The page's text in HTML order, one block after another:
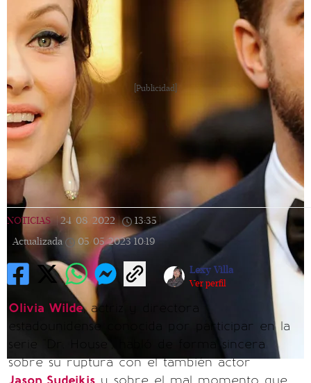
[Publicidad]
NOTICIAS | 24/08/2022 | 13:35
Actualizada
05/05/2023 10:19
Lexy Villa
Ver perfil
Olivia Wilde, actriz y directora
estadounidense conocida por participar en la
serie "Dr. House", habló de forma sincera
sobre su ruptura con el también actor